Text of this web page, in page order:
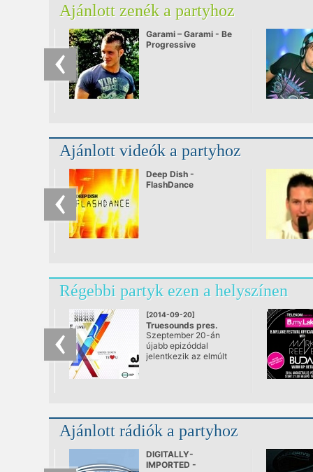
Ajánlott zenék a partyhoz
Garami – Garami - Be
Progressive
Ajánlott videók a partyhoz
Deep Dish -
FlashDance
Régebbi partyk ezen a helyszínen
[2014-09-20]
Truesounds pres.
LAKE PEOPLE & ALEX
NIGGEMANN
@ Akvárium Klub
Szeptember 20-án
újabb epizóddal
jelentkezik az elmúlt
az eddigiek során is
mindig nagy
odafigyeléssel
választották ki a TS
bulik vendégfellépőit,
Ajánlott rádiók a partyhoz
DIGITALLY-
IMPORTED -